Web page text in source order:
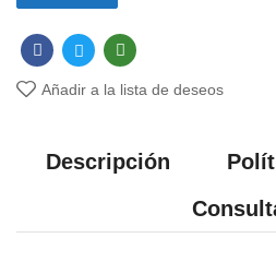
Añadir a la lista de deseos
Descripción